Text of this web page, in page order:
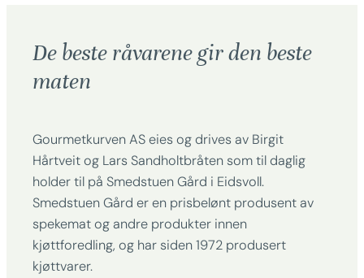
De beste råvarene gir den beste
maten
Gourmetkurven AS eies og drives av Birgit
Hårtveit og Lars Sandholtbråten som til daglig
holder til på Smedstuen Gård i Eidsvoll.
Smedstuen Gård er en prisbelønt produsent av
spekemat og andre produkter innen
kjøttforedling, og har siden 1972 produsert
kjøttvarer.